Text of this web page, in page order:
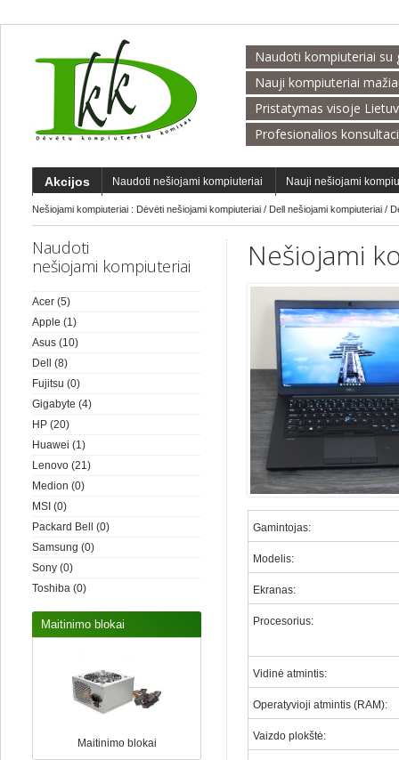
Naudoti kompiuteriai su
Nauji kompiuteriai
Pristatymas visoje
Profesionalios
Akcijos Naudoti nešiojami kompiuteriai Nauji nešiojami
Nešiojami kompiuteriai : Dėvėti nešiojami kompiuteriai / Dell nešiojami kompiuteriai /
Naudoti
nešiojami kompiuteriai
Acer (5)
Apple (1)
Asus (10)
Dell
(8)
Fujitsu (0)
Gigabyte (4)
HP (20)
Huawei (1)
Lenovo (21)
Medion (0)
MSI (0)
Packard Bell
(0)
Samsung (0)
Sony (0)
Toshiba (0)
Maitinimo blokai
Maitinimo blokai
Nešiojami
Gamintojas:
Modelis:
Ekranas:
Procesorius:
Vidinė atmintis:
Operatyvioji atmintis (RAM):
Vaizdo plokštė: